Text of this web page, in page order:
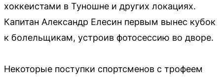
хоккеистами в Туношне и других локациях.
Капитан Александр Елесин первым вынес кубок
к болельщикам, устроив фотосессию во дворе.
Некоторые поступки спортсменов с трофеем